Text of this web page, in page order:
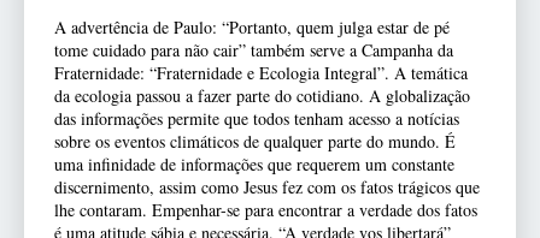
A advertência de Paulo: “Portanto, quem julga estar de pé
tome cuidado para não cair” também serve a Campanha da
Fraternidade: “Fraternidade e Ecologia Integral”. A temática
da ecologia passou a fazer parte do cotidiano. A globalização
das informações permite que todos tenham acesso a notícias
sobre os eventos climáticos de qualquer parte do mundo. É
uma infinidade de informações que requerem um constante
discernimento, assim como Jesus fez com os fatos trágicos que
lhe contaram. Empenhar-se para encontrar a verdade dos fatos
é uma atitude sábia e necessária. “A verdade vos libertará”